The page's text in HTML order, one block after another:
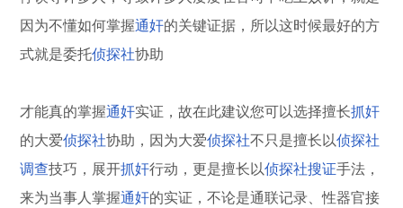
因为不懂如何掌握通奸的关键证据，所以这时候最好的方
式就是委托侦探社协助
才能真的掌握通奸实证，故在此建议您可以选择擅长抓奸
的大爱侦探社协助，因为大爱侦探社不只是擅长以侦探社
调查技巧，展开抓奸行动，更是擅长以侦探社搜证手法，
来为当事人掌握通奸的实证，不论是通联记录、性器官接